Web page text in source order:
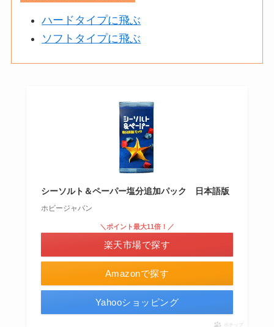
ハードタイプに飛ぶ
ソフトタイプに飛ぶ
シーソルト＆ペーパー塩分追加パック 日本語版
ホビージャパン
Amazonで探す
＼ポイント最大11倍！／
楽天市場で探す
Yahooショッピング
ポチップ